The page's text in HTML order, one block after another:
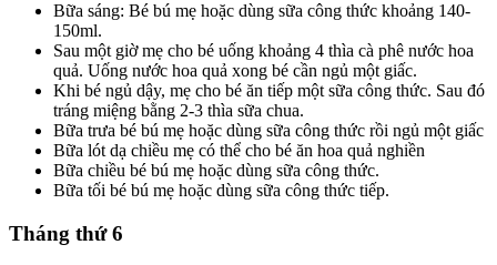
Bữa sáng: Bé bú mẹ hoặc dùng sữa công thức khoảng 140-
150ml.
Sau một giờ mẹ cho bé uống khoảng 4 thìa cà phê nước hoa
quả. Uống nước hoa quả xong bé cần ngủ một giấc.
Khi bé ngủ dậy, mẹ cho bé ăn tiếp một sữa công thức. Sau đó
tráng miệng bằng 2-3 thìa sữa chua.
Bữa trưa bé bú mẹ hoặc dùng sữa công thức rồi ngủ một giấc
Bữa lót dạ chiều mẹ có thể cho bé ăn hoa quả nghiền
Bữa chiều bé bú mẹ hoặc dùng sữa công thức.
Bữa tối bé bú mẹ hoặc dùng sữa công thức tiếp.
Tháng thứ 6